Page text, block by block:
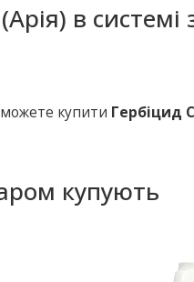
в системі
купити Гербіцид
купують